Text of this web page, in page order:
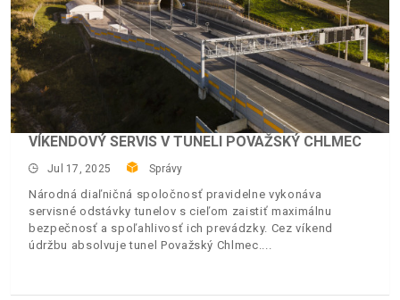
VÍKENDOVÝ SERVIS V TUNELI POVAŽSKÝ CHLMEC
Jul 17, 2025 Správy
Národná diaľničná spoločnosť pravidelne vykonáva
servisné odstávky tunelov s cieľom zaistiť maximálnu
bezpečnosť a spoľahlivosť ich prevádzky. Cez víkend
údržbu absolvuje tunel Považský Chlmec.